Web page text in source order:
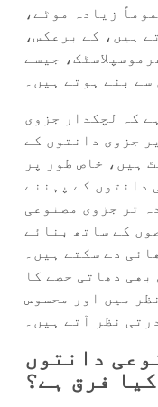
زیادہ موٹے،
ہیں، کے برعکس،
جیسے
سے بنے ہوتے ہیں۔
کہ لچکدار جزوی
جزوی دانتوں کے
ہیں، خاص طور پر
دانتوں کے پہننے
تر جزوی مصنوعی
کے ساتھ بنائے
دے سکتے ہیں۔
دھاتی حصے کا
میں اور محسوس
نظر آتے ہیں۔
دانتوں
فرق ہے؟